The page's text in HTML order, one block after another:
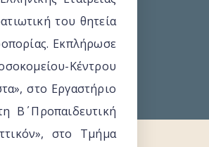
του θητεία
Εκπλήρωσε
Κέντρου
στο Εργαστήριο
B΄ Προπαιδευτική
στο Τμήμα